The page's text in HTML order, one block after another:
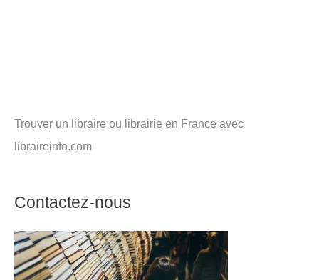
Trouver un libraire ou librairie en France avec
libraireinfo.com
Contactez-nous